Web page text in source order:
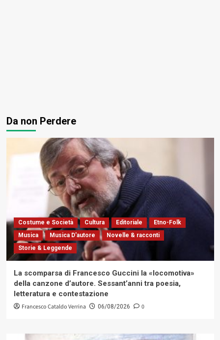
Da non Perdere
Costume e Società Cultura Editoriale
Etno-Folk
Musica
Musica D'autore
Novelle & racconti
Storie & Leggende
La scomparsa di Francesco Guccini la «locomotiva»
della canzone d’autore. Sessant’anni tra poesia,
letteratura e contestazione
Francesco Cataldo Verrina 06/08/2026 0